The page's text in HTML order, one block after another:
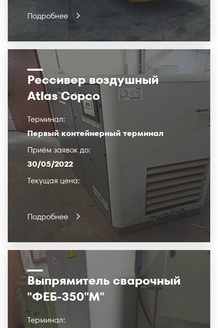
Подробнее
Рессивер воздушный
Atlas Copco
Терминал:
Первый контейнерный терминал
Приём заявок до:
30/05/2022
Текущая цена:
Подробнее
Выпрямитель сварочный
"ФЕБ-350"М"
Терминал: